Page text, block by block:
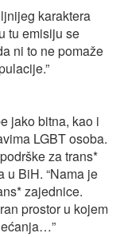
karaktera
tu emisiju se
ni to ne pomaže
jako bitna, kao i
LGBT osoba.
za trans*
u BiH. “Nama je
zajednice.
prostor u kojem